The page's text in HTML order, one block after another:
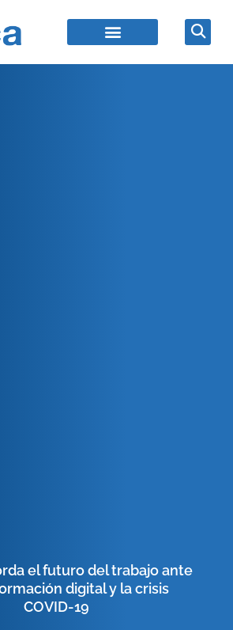
el futuro del trabajo ante
digital y la crisis
COVID-19